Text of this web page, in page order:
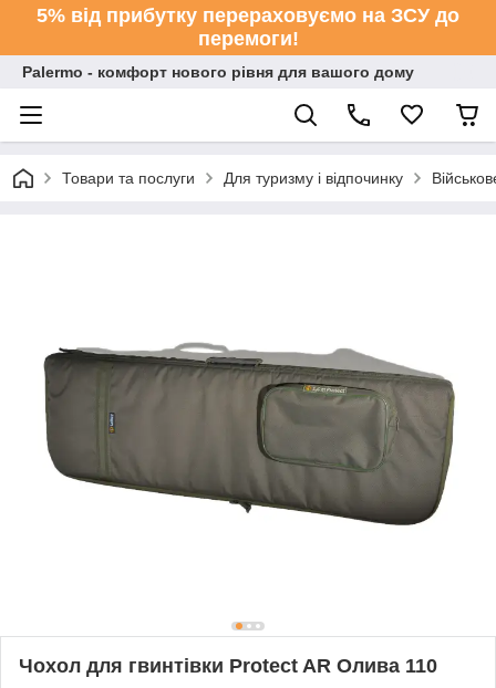
5% від прибутку перераховуємо на ЗСУ до
перемоги!
Palermo - комфорт нового рівня для вашого дому
Товари та послуги Для туризму і відпочинку
Чохол для гвинтівки Protect AR Олива 110